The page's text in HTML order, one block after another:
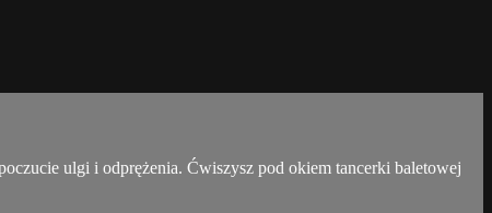
ulgi i odprężenia. Ćwiszysz pod okiem tancerki baletowej